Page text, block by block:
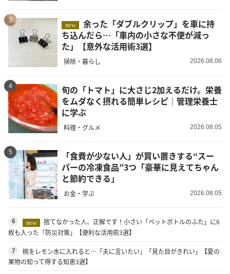
3
new
余った「ダブルクリップ」を車に持
ち込んだら…「車内の小さな不便が減っ
た」【意外な活用術3選】
掃除・暮らし 2026.08.06
4
旬の「トマト」に大さじ2加えるだけ。栄養
をムダなく摂れる簡単レシピ｜管理栄養士
に学ぶ
料理・グルメ 2026.08.05
5
「食費が少ない人」が買い置きする“スー
パーの冷凍食品”3つ「豪華に見えてちゃん
と節約できる」
お金・学ぶ 2026.08.05
6 new
捨てなかった人、正解です！小さい「ペットボトルのふた」に6
枚も入った「防災対策」【便利な活用術3選】
7
桃をレモン水に入れると…「夫に言いたい」「見た目がきれい」【夏の
果物の知って得する知恵3選】